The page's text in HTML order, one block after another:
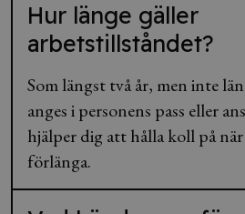
Hur länge gäller
arbetstillståndet?
Som längst två år, men inte
anges i personens pass eller
hjälper dig att hålla koll på
förlänga.